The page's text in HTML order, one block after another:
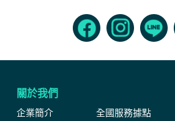
關於我們
企業簡介 全國服務據點